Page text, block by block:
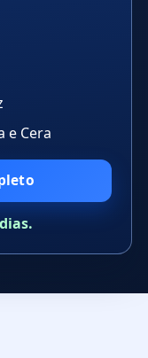
e Cera